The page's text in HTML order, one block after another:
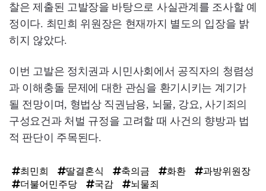
찰은 제출된 고발장을 바탕으로 사실관계를 조사할 예
정이다. 최민희 위원장은 현재까지 별도의 입장을 밝
히지 않았다.
이번 고발은 정치권과 시민사회에서 공직자의 청렴성
과 이해충돌 문제에 대한 관심을 환기시키는 계기가
될 전망이며, 형법상 직권남용, 뇌물, 강요, 사기죄의
구성요건과 처벌 규정을 고려할 때 사건의 향방과 법
적 판단이 주목된다.
최민희 딸결혼식 축의금 화환
과방위원장
더불어민주당
국감 뇌물죄